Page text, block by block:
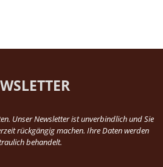
Unser Newsletter ist unverbindlich und Sie
rückgängig machen. Ihre Daten werden
behandelt.